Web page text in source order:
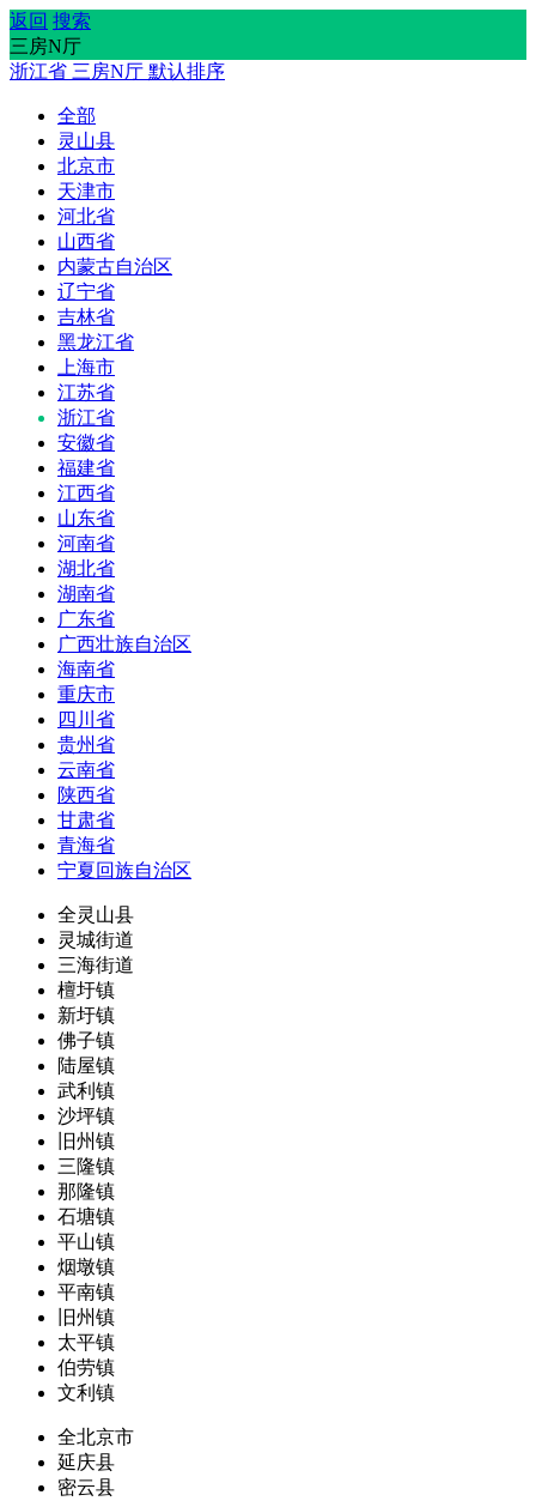
返回 搜索
三房N厅
浙江省 三房N厅 默认排序
全部
灵山县
北京市
天津市
河北省
山西省
内蒙古自治区
辽宁省
吉林省
黑龙江省
上海市
江苏省
浙江省
安徽省
福建省
江西省
山东省
河南省
湖北省
湖南省
广东省
广西壮族自治区
海南省
重庆市
四川省
贵州省
云南省
陕西省
甘肃省
青海省
宁夏回族自治区
全灵山县
灵城街道
三海街道
檀圩镇
新圩镇
佛子镇
陆屋镇
武利镇
沙坪镇
旧州镇
三隆镇
那隆镇
石塘镇
平山镇
烟墩镇
平南镇
旧州镇
太平镇
伯劳镇
文利镇
全北京市
延庆县
密云县